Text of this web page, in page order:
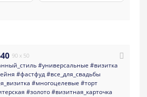
90 x 50
#универсальные #визитка
#фастфуд#все_для_свадьбы
#многоцелевые #торт
#золото#визитная_карточка